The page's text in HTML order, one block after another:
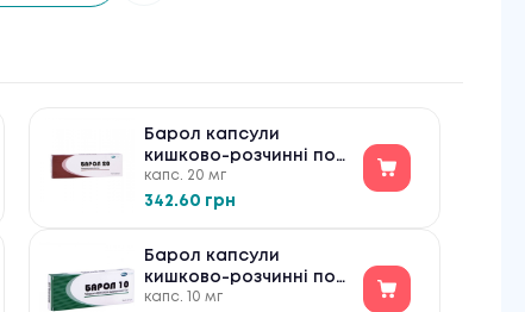
Барол капсули
кишково-розчинні по
20 мг №30
капс. 20 мг
342.60 грн
Барол капсули
кишково-розчинні по
10 мг №30
капс. 10 мг